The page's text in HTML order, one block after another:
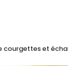
courgettes et